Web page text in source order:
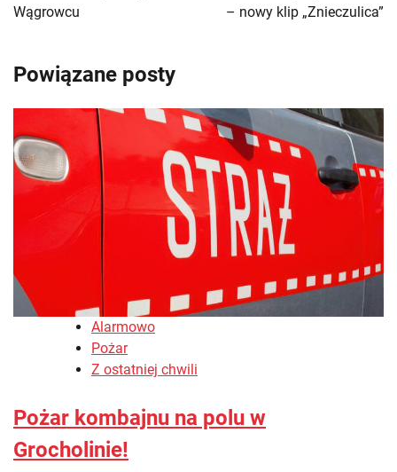
Wągrowcu
– nowy klip „Znieczulica”
Powiązane posty
Alarmowo
Pożar
Z ostatniej chwili
Pożar kombajnu na polu w
Grocholinie!